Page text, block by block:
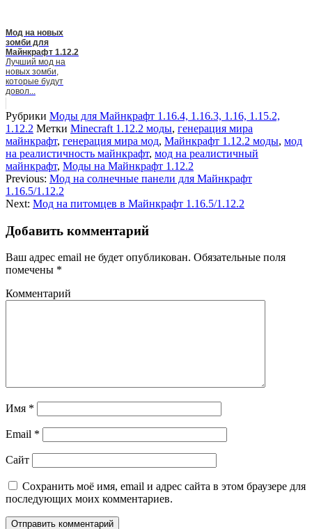
Мод на новых
зомби для
Майнкрафт 1.12.2
Лучший мод на
новых зомби,
которые будут
довол...
Рубрики Моды для Майнкрафт 1.16.4, 1.16.3, 1.16, 1.15.2,
1.12.2 Метки Minecraft 1.12.2 моды, генерация мира
майнкрафт, генерация мира мод, Майнкрафт 1.12.2 моды, мод
на реалистичность майнкрафт, мод на реалистичный
майнкрафт, Моды на Майнкрафт 1.12.2
Previous: Мод на солнечные панели для Майнкрафт
1.16.5/1.12.2
Next: Мод на питомцев в Майнкрафт 1.16.5/1.12.2
Добавить комментарий
Ваш адрес email не будет опубликован. Обязательные поля
помечены *
Комментарий
Имя *
Email *
Сайт
Сохранить моё имя, email и адрес сайта в этом браузере для
последующих моих комментариев.